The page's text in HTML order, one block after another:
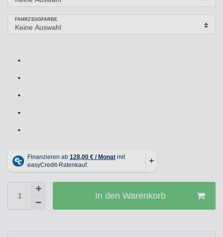
FAHRZEUGFARBE
•
•
•
•
•
In den Warenkorb